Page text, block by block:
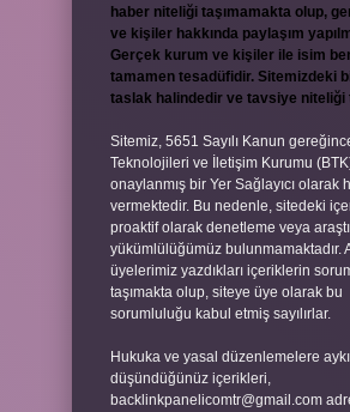
haber niteliği taşımamakta olup,
ve kişiler hakkında paylaşım
Gerçek kurum ve kişiler ile isim
tamamen tesadüfidir. Sitemizdeki
taslak halindedir ve tavsiye niteliği
Sitemiz, 5651 Sayılı Kanun
Teknolojileri ve İletişim Kurumu
onaylanmış bir Yer Sağlayıcı olarak
vermektedir. Bu nedenle, sitedeki
proaktif olarak denetleme veya
yükümlülüğümüz bulunmamaktadır.
üyelerimiz yazdıkları içeriklerin
taşımakta olup, siteye üye olarak bu
sorumluluğu kabul etmiş sayılırlar.
Hukuka ve yasal düzenlemelere
düşündüğünüz içerikleri,
backlinkpanelicomtr@gmail.com